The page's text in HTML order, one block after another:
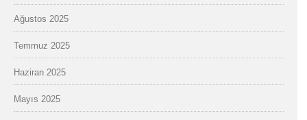
Ağustos 2025
Temmuz 2025
Haziran 2025
Mayıs 2025